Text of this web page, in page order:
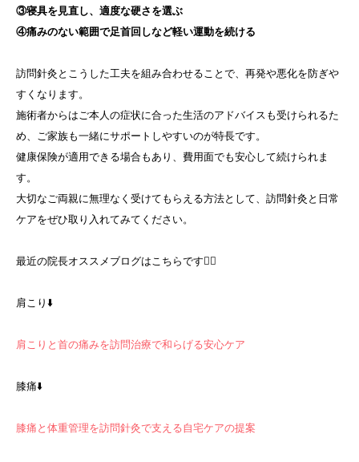
③寝具を見直し、適度な硬さを選ぶ
④痛みのない範囲で足首回しなど軽い運動を続ける
訪問針灸とこうした工夫を組み合わせることで、再発や悪化を防ぎや
すくなります。
施術者からはご本人の症状に合った生活のアドバイスも受けられるた
め、ご家族も一緒にサポートしやすいのが特長です。
健康保険が適用できる場合もあり、費用面でも安心して続けられま
す。
大切なご両親に無理なく受けてもらえる方法として、訪問針灸と日常
ケアをぜひ取り入れてみてください。
最近の院長オススメブログはこちらです💁‍♀️
肩こり⬇️
肩こりと首の痛みを訪問治療で和らげる安心ケア
膝痛⬇️
膝痛と体重管理を訪問針灸で支える自宅ケアの提案